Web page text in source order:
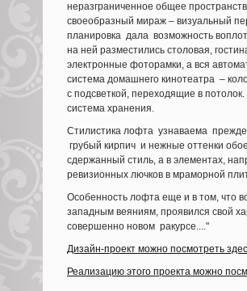
неразграниченное общее
своеобразный мираж – визуальный
планировка дала возможность
на ней разместились столовая,
электронные фоторамки, а вся
система домашнего кинотеатра –
с подсветкой, переходящие в
система хранения.
Стилистика лофта узнаваема
грубый кирпич и нежные оттенки
сдержанный стиль, а в элементах,
ревизионных лючков в мраморной
Особенность лофта еще и в том, что
западным веяниям, проявился свой
совершенно новом ракурсе...."
Дизайн-проект можно посмотреть
Реализацию этого проекта можно